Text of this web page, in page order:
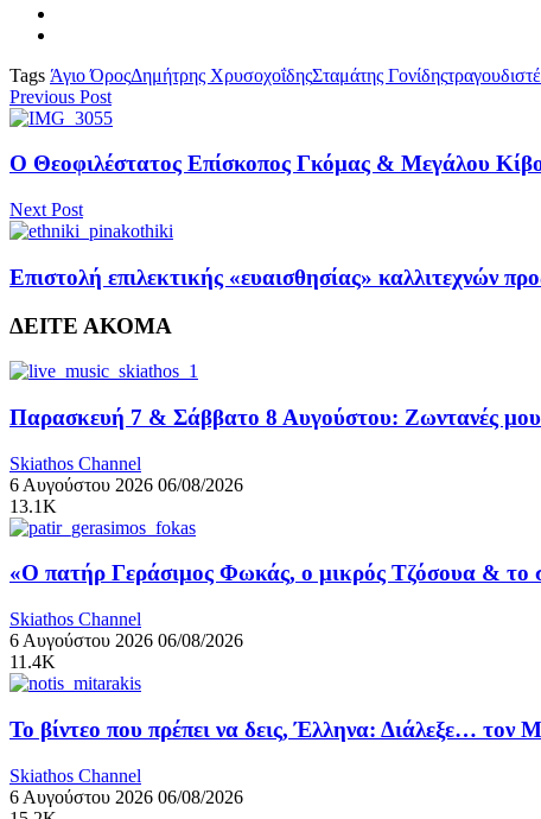
Tags Άγιο ΌροςΔημήτρης ΧρυσοχοΐδηςΣταμάτης Γονίδης
Previous Post
Ο Θεοφιλέστατος Επίσκοπος Γκόμας & Μεγάλου
Next Post
Επιστολή επιλεκτικής «ευαισθησίας» καλλιτεχνών
ΔΕΙΤΕ ΑΚΟΜΑ
Παρασκευή 7 & Σάββατο 8 Αυγούστου: Ζωντανές
Skiathos Channel
6 Αυγούστου 2026 06/08/2026
13.1K
«Ο πατήρ Γεράσιμος Φωκάς, ο μικρός Τζόσουα & το
Skiathos Channel
6 Αυγούστου 2026 06/08/2026
11.4K
Το βίντεο που πρέπει να δεις, Έλληνα: Διάλεξε…
Skiathos Channel
6 Αυγούστου 2026 06/08/2026